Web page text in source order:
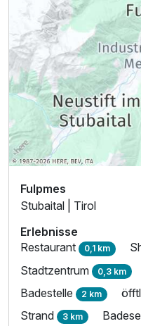
Fulpmes
Stubaital | Tirol
Erlebnisse
Restaurant 0,1 km
Stadtzentrum 0,3 km
Badestelle 2 km
Strand 3 km